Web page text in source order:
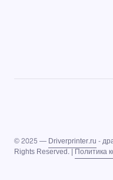
© 2025 —Driverprinter.ru-
Rights Reserved. |Политика